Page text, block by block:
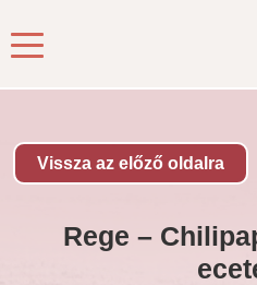
Kezdőlap
(csípős,
Vissza az előző oldalra
Rege –